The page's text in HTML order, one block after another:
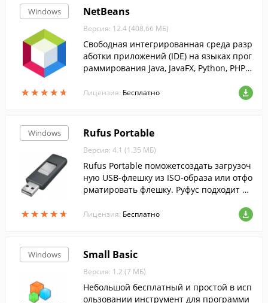
Windows
★★★★★
★★★★★
NetBeans
Версия: 12.4 (408.66 МБ)
Свободная интегрированная среда разр
аботки приложений (IDE) на языках прог
раммирования Java, JavaFX, Python, PHP, J
зработки программ в среде NetBe...
Лицензия: Бесплатно
Windows
★★★★★
★★★★★
Rufus Portable
Версия: 4.1 (1.35 МБ)
Rufus Portable поможетсоздать загрузоч
ную USB-флешку из ISO-образа или отфо
рматировать флешку. Руфус подходит дл
ает русский язык.
Лицензия: Бесплатно
Windows Small Basic
Версия: 1.2 (7 МБ)
Небольшой бесплатный и простой в исп
ользовании инструмент для программи